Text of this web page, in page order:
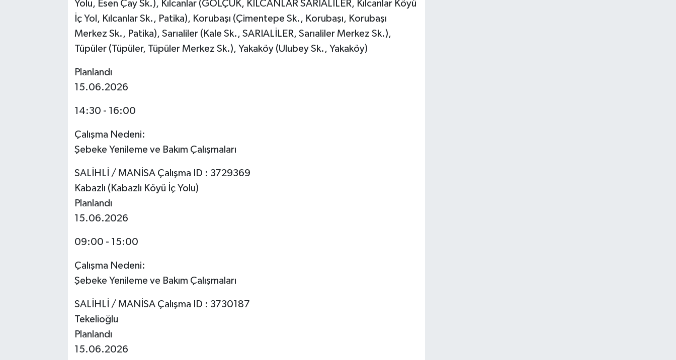
Yolu, Esen Çay Sk.), Kılcanlar (GÖLÇÜK, KILCANLAR SARIALİLER, Kılcanlar Köyü
İç Yol, Kılcanlar Sk., Patika), Korubaşı (Çimentepe Sk., Korubaşı, Korubaşı
Merkez Sk., Patika), Sarıaliler (Kale Sk., SARIALİLER, Sarıaliler Merkez Sk.),
Tüpüler (Tüpüler, Tüpüler Merkez Sk.), Yakaköy (Ulubey Sk., Yakaköy)
Planlandı
15.06.2026
14:30 - 16:00
Çalışma Nedeni:
Şebeke Yenileme ve Bakım Çalışmaları
SALİHLİ / MANİSA Çalışma ID : 3729369
Kabazlı (Kabazlı Köyü İç Yolu)
Planlandı
15.06.2026
09:00 - 15:00
Çalışma Nedeni:
Şebeke Yenileme ve Bakım Çalışmaları
SALİHLİ / MANİSA Çalışma ID : 3730187
Tekelioğlu
Planlandı
15.06.2026